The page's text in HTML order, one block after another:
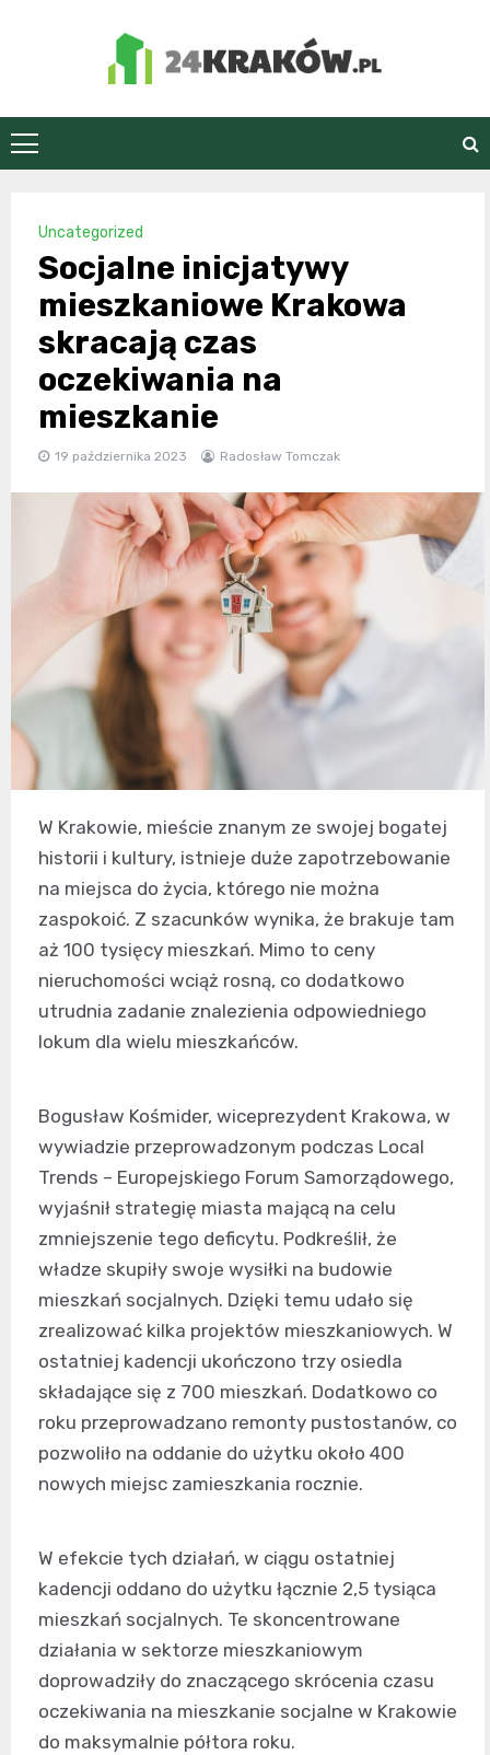
24Kraków.pl
Uncategorized
Socjalne inicjatywy
mieszkaniowe Krakowa
skracają czas
oczekiwania na
mieszkanie
19 października 2023 Radosław Tomczak
W Krakowie, mieście znanym ze swojej bogatej
historii i kultury, istnieje duże zapotrzebowanie
na miejsca do życia, którego nie można
zaspokoić. Z szacunków wynika, że brakuje tam
aż 100 tysięcy mieszkań. Mimo to ceny
nieruchomości wciąż rosną, co dodatkowo
utrudnia zadanie znalezienia odpowiedniego
lokum dla wielu mieszkańców.
Bogusław Kośmider, wiceprezydent Krakowa, w
wywiadzie przeprowadzonym podczas Local
Trends – Europejskiego Forum Samorządowego,
wyjaśnił strategię miasta mającą na celu
zmniejszenie tego deficytu. Podkreślił, że
władze skupiły swoje wysiłki na budowie
mieszkań socjalnych. Dzięki temu udało się
zrealizować kilka projektów mieszkaniowych. W
ostatniej kadencji ukończono trzy osiedla
składające się z 700 mieszkań. Dodatkowo co
roku przeprowadzano remonty pustostanów, co
pozwoliło na oddanie do użytku około 400
nowych miejsc zamieszkania rocznie.
W efekcie tych działań, w ciągu ostatniej
kadencji oddano do użytku łącznie 2,5 tysiąca
mieszkań socjalnych. Te skoncentrowane
działania w sektorze mieszkaniowym
doprowadziły do znaczącego skrócenia czasu
oczekiwania na mieszkanie socjalne w Krakowie
do maksymalnie półtora roku.